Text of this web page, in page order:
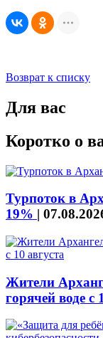
Возврат к списку
Для вас
Коротко о
Турпоток в
19% |
Жители
горячей воде с